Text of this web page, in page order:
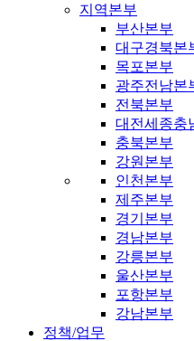
지역본부
부산본부
대구경북본
목포본부
광주전남본
전북본부
대전세종충
충북본부
강원본부
인천본부
제주본부
경기본부
경남본부
강릉본부
울산본부
포항본부
강남본부
정책/업무